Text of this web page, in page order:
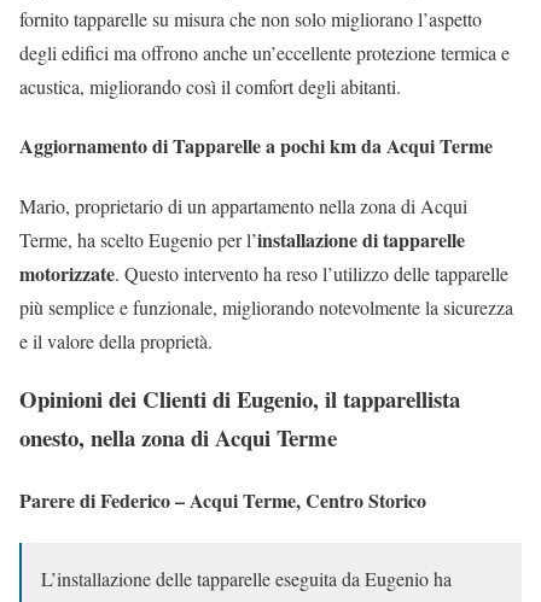
fornito tapparelle su misura che non solo migliorano l’aspetto
degli edifici ma offrono anche un’eccellente protezione termica e
acustica, migliorando così il comfort degli abitanti.
Aggiornamento di Tapparelle a pochi km da Acqui Terme
Mario, proprietario di un appartamento nella zona di Acqui
Terme, ha scelto Eugenio per l’installazione di tapparelle
motorizzate. Questo intervento ha reso l’utilizzo delle tapparelle
più semplice e funzionale, migliorando notevolmente la sicurezza
e il valore della proprietà.
Opinioni dei Clienti di Eugenio, il tapparellista
onesto, nella zona di Acqui Terme
Parere di Federico – Acqui Terme, Centro Storico
L’installazione delle tapparelle eseguita da Eugenio ha